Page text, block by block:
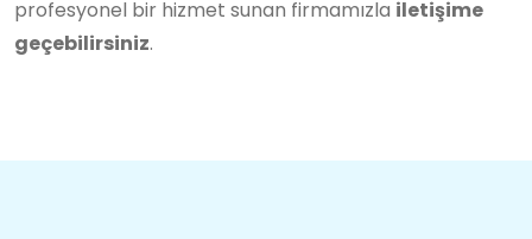
profesyonel bir hizmet sunan firmamızla iletişime
geçebilirsiniz.